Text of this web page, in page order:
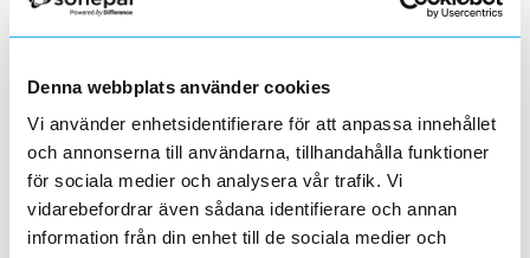
Denna webbplats använder cookies
Vi använder enhetsidentifierare för att anpassa innehållet
och annonserna till användarna, tillhandahålla funktioner
för sociala medier och analysera vår trafik. Vi
vidarebefordrar även sådana identifierare och annan
information från din enhet till de sociala medier och
Meka Förminskningsstycke FM används för
och KS80 kabelstegar.FM-stycken installeras
inuti sidoprofiler på kabelstegar från ena eller
båda sidor.
REDUCERING Z LM100 200 PC1
ArtNr 1120623
Varumärke WIBE
Z Reducering LM100 200 PC1
ST Lägg i kundvagn
REDUCERING LM100 300 PC1